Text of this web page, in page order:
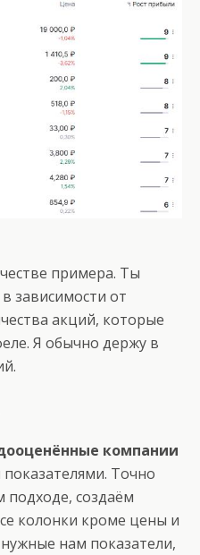
примера. Ты
зависимости от
акций, которые
Я обычно держу в
компании
Точно
создаём
колонки кроме цены и
нам показатели,